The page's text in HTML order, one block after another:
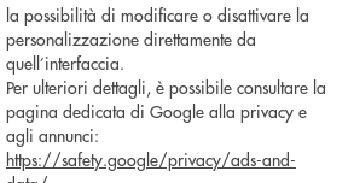
la possibilità di modificare o disattivare la
personalizzazione direttamente da
quell’interfaccia.
Per ulteriori dettagli, è possibile consultare la
pagina dedicata di Google alla privacy e
agli annunci:
https://safety.google/privacy/ads-and-